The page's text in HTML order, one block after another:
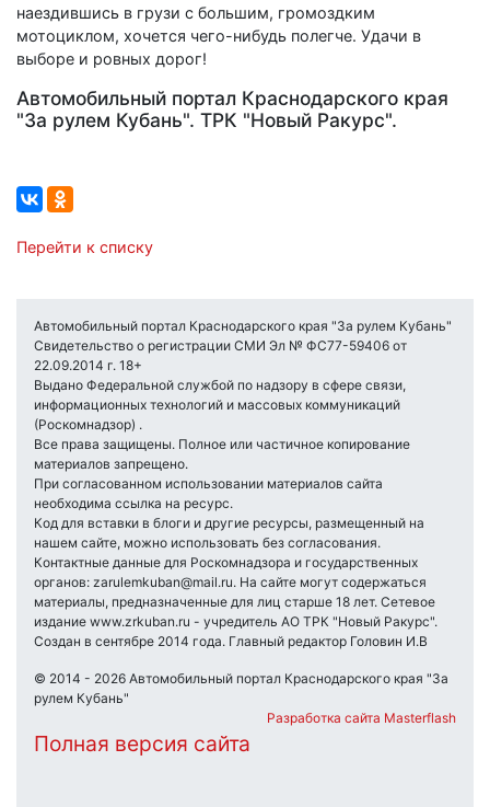
наездившись в грузи с большим, громоздким
мотоциклом, хочется чего-нибудь полегче. Удачи в
выборе и ровных дорог!
Автомобильный портал Краснодарского края
"За рулем Кубань". ТРК "Новый Ракурс".
Перейти к списку
Автомобильный портал Краснодарского края "За рулем Кубань"
Свидетельство о регистрации СМИ Эл № ФС77-59406 от
22.09.2014 г. 18+
Выдано Федеральной службой по надзору в сфере связи,
информационных технологий и массовых коммуникаций
(Роскомнадзор) .
Все права защищены. Полное или частичное копирование
материалов запрещено.
При согласованном использовании материалов сайта
необходима ссылка на ресурс.
Код для вставки в блоги и другие ресурсы, размещенный на
нашем сайте, можно использовать без согласования.
Контактные данные для Роскомнадзора и государственных
органов: zarulemkuban@mail.ru. На сайте могут содержаться
материалы, предназначенные для лиц старше 18 лет. Сетевое
издание www.zrkuban.ru - учредитель АО ТРК "Новый Ракурс".
Создан в сентябре 2014 года. Главный редактор Головин И.В
© 2014 - 2026 Автомобильный портал Краснодарского края "За
рулем Кубань"
Разработка сайта Masterflash
Полная версия сайта